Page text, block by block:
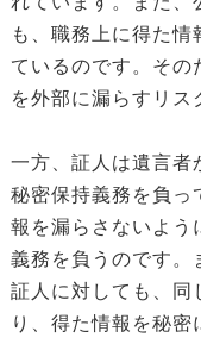
も、職務上に得た情
ているのです。その
を外部に漏らすリス
一方、証人は遺言者
秘密保持義務を負っ
報を漏らさないよう
義務を負うのです。
証人に対しても、同
り、得た情報を秘密